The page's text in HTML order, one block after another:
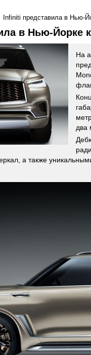
Infiniti представила в Нью-
в Нью-Йорке
На
два
а также